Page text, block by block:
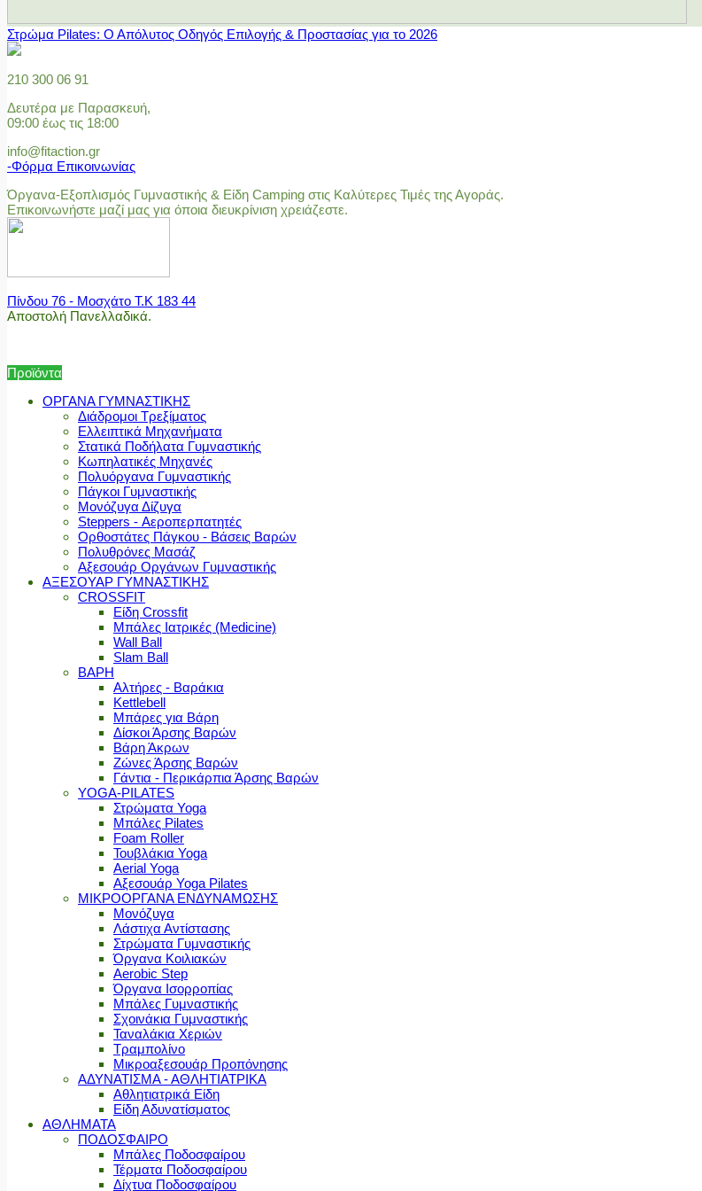
Στρώμα Pilates: Ο Απόλυτος Οδηγός Επιλογής & Προστασίας για το 2026
210 300 06 91
Δευτέρα με Παρασκευή,
09:00 έως τις 18:00
info@fitaction.gr
-Φόρμα Επικοινωνίας
Όργανα-Εξοπλισμός Γυμναστικής & Είδη Camping στις Καλύτερες Τιμές της Αγοράς.
Επικοινωνήστε μαζί μας για όποια διευκρίνιση χρειάζεστε.
Πίνδου 76 - Μοσχάτο Τ.Κ 183 44
Αποστολή Πανελλαδικά.
Προϊόντα
ΟΡΓΑΝΑ ΓΥΜΝΑΣΤΙΚΗΣ
Διάδρομοι Τρεξίματος
Ελλειπτικά Μηχανήματα
Στατικά Ποδήλατα Γυμναστικής
Κωπηλατικές Μηχανές
Πολυόργανα Γυμναστικής
Πάγκοι Γυμναστικής
Μονόζυγα Δίζυγα
Steppers - Αεροπερπατητές
Ορθοστάτες Πάγκου - Βάσεις Βαρών
Πολυθρόνες Μασάζ
Αξεσουάρ Οργάνων Γυμναστικής
ΑΞΕΣΟΥΑΡ ΓΥΜΝΑΣΤΙΚΗΣ
CROSSFIT
Είδη Crossfit
Μπάλες Ιατρικές (Medicine)
Wall Ball
Slam Ball
ΒΑΡΗ
Αλτήρες - Βαράκια
Kettlebell
Μπάρες για Βάρη
Δίσκοι Άρσης Βαρών
Βάρη Άκρων
Ζώνες Άρσης Βαρών
Γάντια - Περικάρπια Άρσης Βαρών
YOGA-PILATES
Στρώματα Yoga
Μπάλες Pilates
Foam Roller
Τουβλάκια Yoga
Aerial Yoga
Αξεσουάρ Yoga Pilates
ΜΙΚΡΟΟΡΓΑΝΑ ΕΝΔΥΝΑΜΩΣΗΣ
Μονόζυγα
Λάστιχα Αντίστασης
Στρώματα Γυμναστικής
Όργανα Κοιλιακών
Aerobic Step
Όργανα Ισορροπίας
Μπάλες Γυμναστικής
Σχοινάκια Γυμναστικής
Ταναλάκια Χεριών
Τραμπολίνο
Μικροαξεσουάρ Προπόνησης
ΑΔΥΝΑΤΙΣΜΑ - ΑΘΛΗΤΙΑΤΡΙΚΑ
Αθλητιατρικά Είδη
Είδη Αδυνατίσματος
ΑΘΛΗΜΑΤΑ
ΠΟΔΟΣΦΑΙΡΟ
Μπάλες Ποδοσφαίρου
Τέρματα Ποδοσφαίρου
Δίχτυα Ποδοσφαίρου